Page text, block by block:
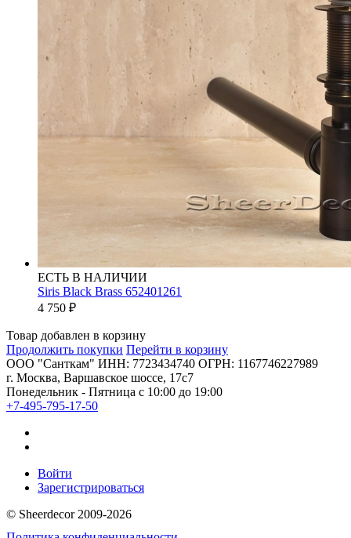
ЕСТЬ В НАЛИЧИИ
Siris Black Brass 652401261
4 750 ₽
Товар добавлен в корзину
Продолжить покупки Перейти в корзину
ООО "Санткам" ИНН: 7723434740 ОГРН: 1167746227989
г. Москва, Варшавское шоссе, 17с7
Понедельник - Пятница с 10:00 до 19:00
+7-495-795-17-50
Войти
Зарегистрироваться
© Sheerdecor 2009-2026